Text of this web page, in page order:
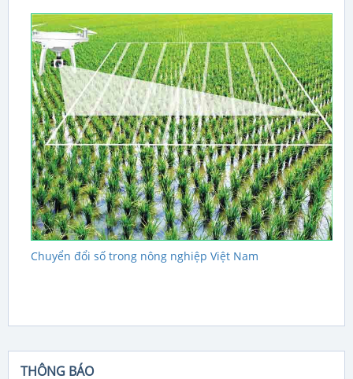
THÔNG BÁO
Chuyển đổi số trong nông nghiệp Việt Nam